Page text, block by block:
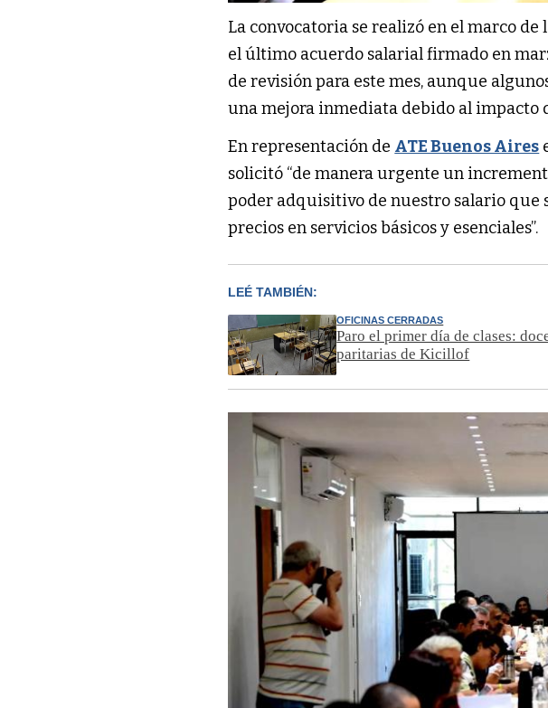
La convocatoria se realizó en el marco de
el último acuerdo salarial firmado en
de revisión para este mes, aunque
una mejora inmediata debido al impacto
En representación de ATE Buenos Aires
solicitó “de manera urgente un
poder adquisitivo de nuestro salario que
precios en servicios básicos y esenciales”.
LEÉ TAMBIÉN:
OFICINAS CERRADAS
Paro el primer día de clases:
paritarias de Kicillof